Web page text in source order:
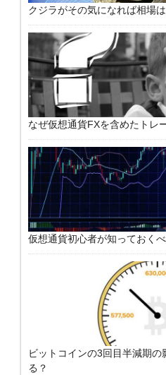
クジラがその気になれば相場
なぜ仮想通貨FXを含めたトレ
仮想通貨初心者が知っておく
ビットコインの3回目半減期
る？